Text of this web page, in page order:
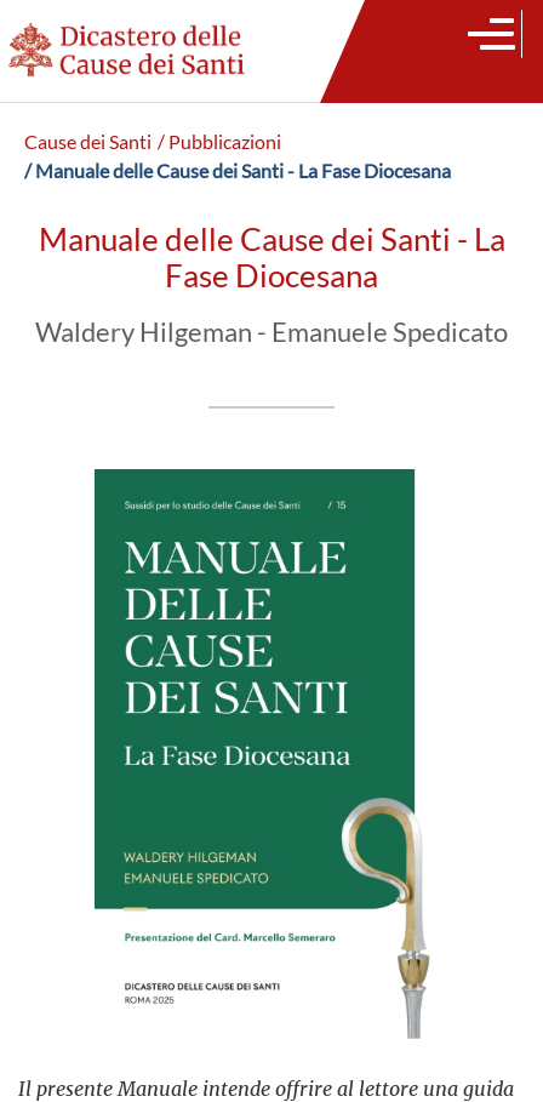
Cause dei Santi / Pubblicazioni
/ Manuale delle Cause dei Santi - La Fase Diocesana
Manuale delle Cause dei Santi - La
Fase Diocesana
Waldery Hilgeman - Emanuele Spedicato
Il presente Manuale intende offrire al lettore una guida